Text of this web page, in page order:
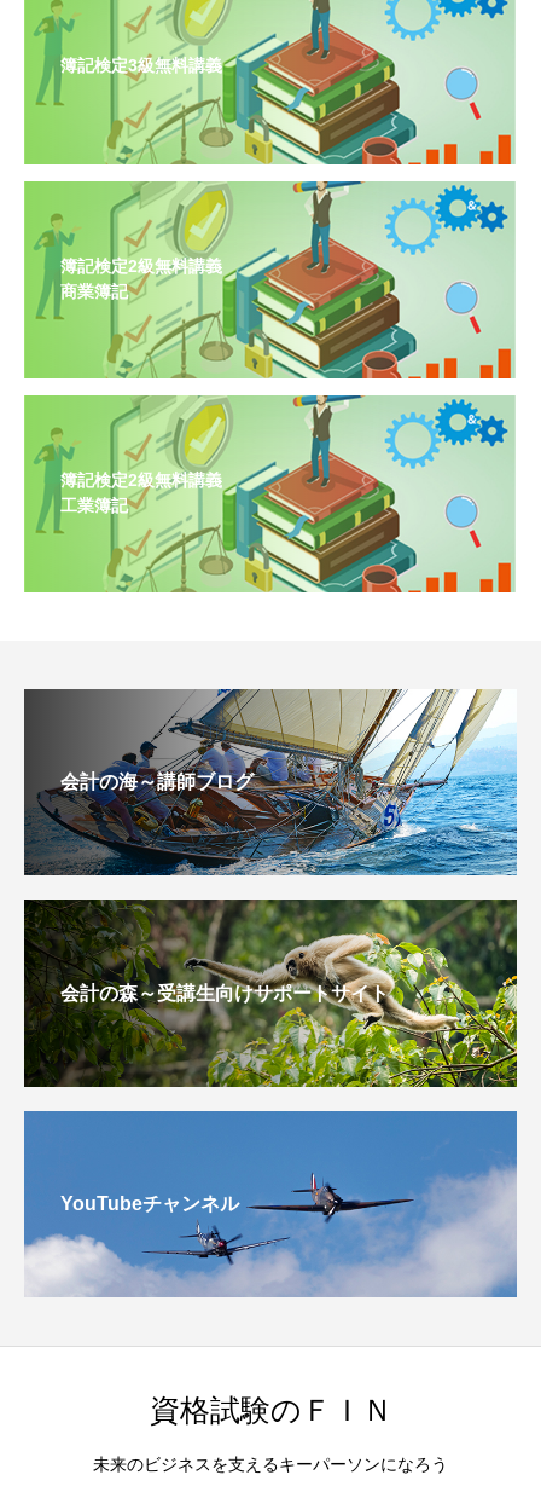
簿記検定3級無料講義
簿記検定2級無料講義
商業簿記
簿記検定2級無料講義
工業簿記
会計の海～講師ブログ
会計の森～受講生向けサポートサイト
YouTubeチャンネル
資格試験のＦＩＮ
未来のビジネスを支えるキーパーソンになろう